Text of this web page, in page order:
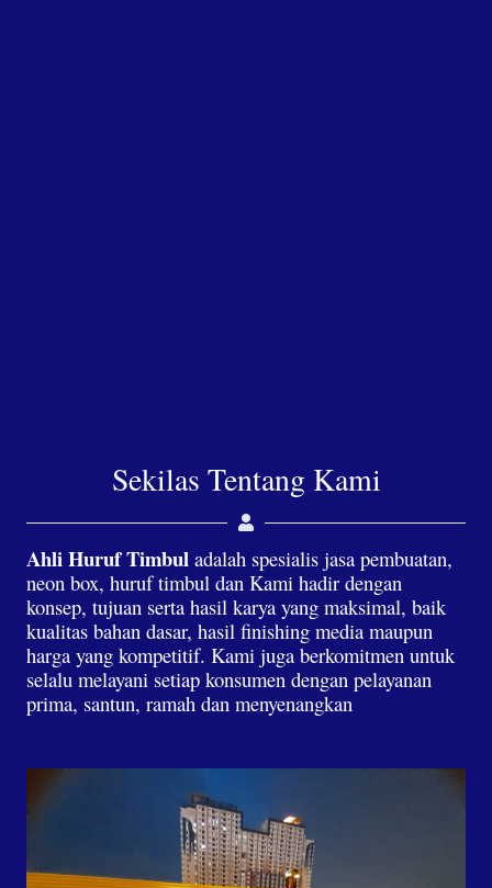
Sekilas Tentang Kami
Ahli Huruf Timbul adalah spesialis jasa pembuatan,
neon box, huruf timbul dan Kami hadir dengan
konsep, tujuan serta hasil karya yang maksimal, baik
kualitas bahan dasar, hasil finishing media maupun
harga yang kompetitif. Kami juga berkomitmen untuk
selalu melayani setiap konsumen dengan pelayanan
prima, santun, ramah dan menyenangkan